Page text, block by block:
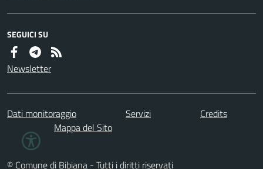
SEGUICI SU
Newsletter
Dati monitoraggio Servizi
Credits
Mappa del Sito
© Comune di Bibiana - Tutti i diritti riservati